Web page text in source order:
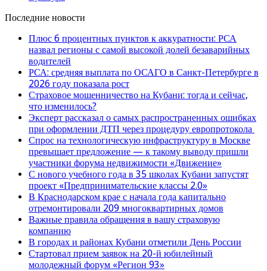
Последние новости
Плюс 6 процентных пунктов к аккуратности: РСА
назвал регионы с самой высокой долей безаварийных
водителей
РСА: средняя выплата по ОСАГО в Санкт-Петербурге в
2026 году показала рост
Страховое мошенничество на Кубани: тогда и сейчас,
что изменилось?
Эксперт рассказал о самых распространенных ошибках
при оформлении ДТП через процедуру европротокола
Спрос на технологическую инфраструктуру в Москве
превышает предложение — к такому выводу пришли
участники форума недвижимости «Движение»
С нового учебного года в 35 школах Кубани запустят
проект «Предпринимательские классы 2.0»
В Краснодарском крае с начала года капитально
отремонтировали 209 многоквартирных домов
Важные правила обращения в вашу страховую
компанию
В городах и районах Кубани отметили День России
Стартовал прием заявок на 20-й юбилейный
молодежный форум «Регион 93»